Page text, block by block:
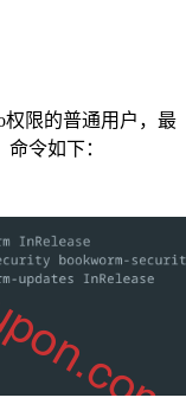
权限的普通用户，最
令如下：